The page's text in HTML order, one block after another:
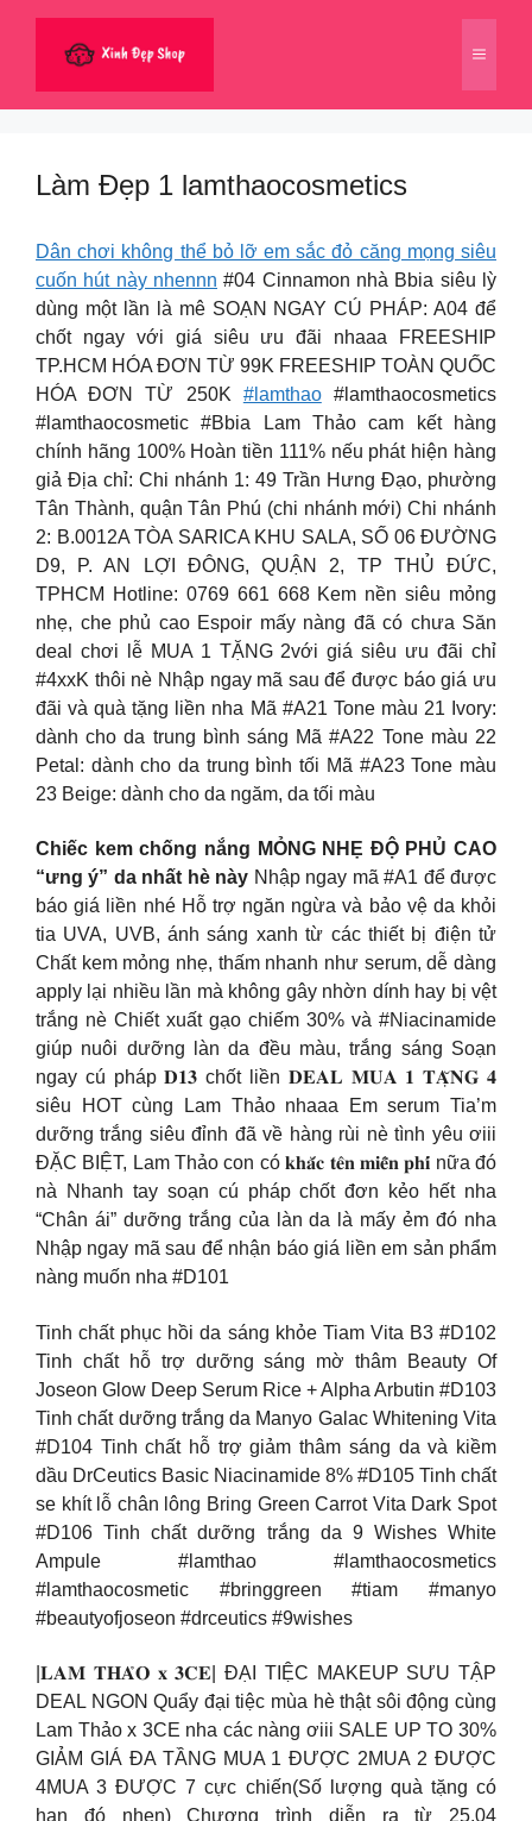
dung
Menu
Làm Đẹp 1 lamthaocosmetics
Dân chơi không thể bỏ lỡ em sắc đỏ căng mọng siêu
cuốn hút này nhennn #04 Cinnamon nhà Bbia siêu lỳ
dùng một lần là mê SOẠN NGAY CÚ PHÁP: A04 để
chốt ngay với giá siêu ưu đãi nhaaa FREESHIP
TP.HCM HÓA ĐƠN TỪ 99K FREESHIP TOÀN QUỐC
HÓA ĐƠN TỪ 250K #lamthao#lamthaocosmetics
#lamthaocosmetic #Bbia Lam Thảo cam kết hàng
chính hãng 100% Hoàn tiền 111% nếu phát hiện hàng
giả Địa chỉ: Chi nhánh 1: 49 Trần Hưng Đạo, phường
Tân Thành, quận Tân Phú (chi nhánh mới) Chi nhánh
2: B.0012A TÒA SARICA KHU SALA, SỐ 06 ĐƯỜNG
D9, P. AN LỢI ĐÔNG, QUẬN 2, TP THỦ ĐỨC,
TPHCM Hotline: 0769 661 668 Kem nền siêu mỏng
nhẹ, che phủ cao Espoir mấy nàng đã có chưa Săn
deal chơi lễ MUA 1 TẶNG 2với giá siêu ưu đãi chỉ
#4xxK thôi nè Nhập ngay mã sau để được báo giá ưu
đãi và quà tặng liền nha Mã #A21 Tone màu 21 Ivory:
dành cho da trung bình sáng Mã #A22 Tone màu 22
Petal: dành cho da trung bình tối Mã #A23 Tone màu
23 Beige: dành cho da ngăm, da tối màu
Chiếc kem chống nắng MỎNG NHẸ ĐỘ PHỦ CAO
“ưng ý” da nhất hè này Nhập ngay mã #A1 để được
báo giá liền nhé Hỗ trợ ngăn ngừa và bảo vệ da khỏi
tia UVA, UVB, ánh sáng xanh từ các thiết bị điện tử
Chất kem mỏng nhẹ, thấm nhanh như serum, dễ dàng
apply lại nhiều lần mà không gây nhờn dính hay bị vệt
trắng nè Chiết xuất gạo chiếm 30% và #Niacinamide
giúp nuôi dưỡng làn da đều màu, trắng sáng Soạn
ngay cú pháp 𝐃𝟏𝟑 chốt liền 𝐃𝐄𝐀𝐋 𝐌𝐔𝐀 𝟏 𝐓𝐀̣̆𝐍𝐆 𝟒
siêu HOT cùng Lam Thảo nhaaa Em serum Tia’m
dưỡng trắng siêu đỉnh đã về hàng rùi nè tình yêu ơiii
ĐẶC BIỆT, Lam Thảo con có 𝐤𝐡𝐚̆́𝐜 𝐭𝐞̂𝐧 𝐦𝐢𝐞̂̃𝐧 𝐩𝐡𝐢́ nữa đó
nà Nhanh tay soạn cú pháp chốt đơn kẻo hết nha
“Chân ái” dưỡng trắng của làn da là mấy ẻm đó nha
Nhập ngay mã sau để nhận báo giá liền em sản phẩm
nàng muốn nha #D101
Tinh chất phục hồi da sáng khỏe Tiam Vita B3 #D102
Tinh chất hỗ trợ dưỡng sáng mờ thâm Beauty Of
Joseon Glow Deep Serum Rice + Alpha Arbutin #D103
Tinh chất dưỡng trắng da Manyo Galac Whitening Vita
#D104 Tinh chất hỗ trợ giảm thâm sáng da và kiềm
dầu DrCeutics Basic Niacinamide 8% #D105 Tinh chất
se khít lỗ chân lông Bring Green Carrot Vita Dark Spot
#D106 Tinh chất dưỡng trắng da 9 Wishes White
Ampule #lamthao #lamthaocosmetics
#lamthaocosmetic #bringgreen #tiam #manyo
#beautyofjoseon #drceutics #9wishes
|𝐋𝐀𝐌 𝐓𝐇𝐀̉𝐎 𝐱 𝟑𝐂𝐄| ĐẠI TIỆC MAKEUP SƯU TẬP
DEAL NGON Quẩy đại tiệc mùa hè thật sôi động cùng
Lam Thảo x 3CE nha các nàng ơiii SALE UP TO 30%
GIẢM GIÁ ĐA TẦNG MUA 1 ĐƯỢC 2MUA 2 ĐƯỢC
4MUA 3 ĐƯỢC 7 cực chiến(Số lượng quà tặng có
hạn đó nhen) Chương trình diễn ra từ 25.04